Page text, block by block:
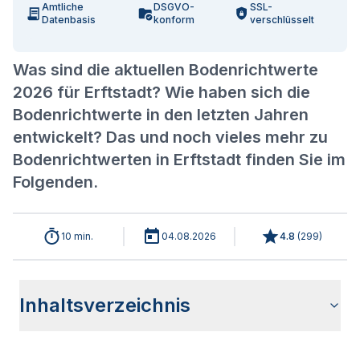
Was sind die aktuellen Bodenrichtwerte
2026 für Erftstadt? Wie haben sich die
Bodenrichtwerte in den letzten Jahren
entwickelt? Das und noch vieles mehr zu
Bodenrichtwerten in Erftstadt finden Sie im
Folgenden.
Amtliche
Datenbasis
DSGVO-
konform
SSL-
verschlüsselt
10 min. 04.08.2026 4.8 (299)
Inhaltsverzeichnis